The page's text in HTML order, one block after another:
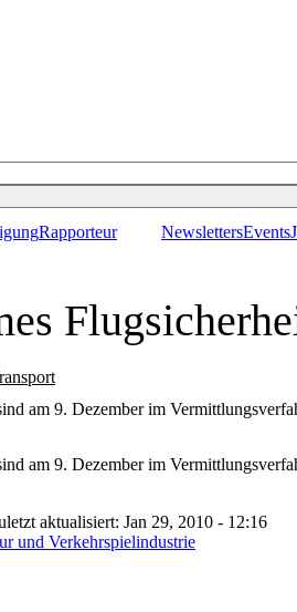
Rapporteur NewslettersEvents
am 9. Dezember im
am 9. Dezember im
aktualisiert: Jan 29, 2010 - 12:16
und Verkehrspielindustrie